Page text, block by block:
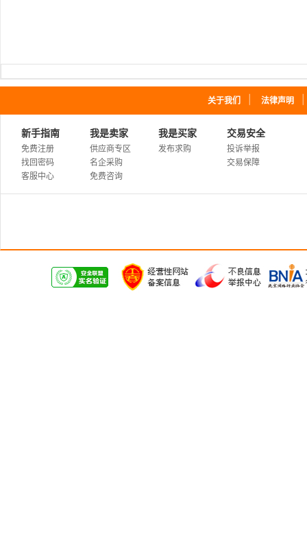
关于我们 法律声明
新手指南
免费注册
找回密码
客服中心
我是卖家
供应商专区
名企采购
免费咨询
我是买家
发布求购
交易安全
投诉举报
交易保障